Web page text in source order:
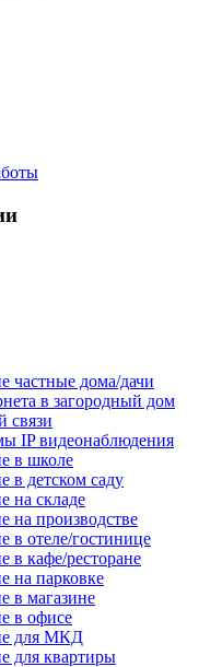
частные дома/дачи
в загородный дом
связи
IP видеонаблюдения
в школе
в детском саду
на складе
на производстве
в отеле/гостинице
в кафе/ресторане
на парковке
в магазине
в офисе
для МКД
для квартиры